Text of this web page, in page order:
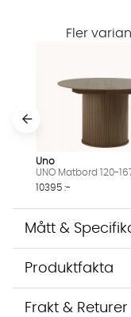
Fler
Uno
UNO Matbord 120-
10395 :-
Mått &
Produktfakta
Frakt & Returer
Jag